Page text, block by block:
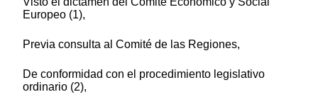
Europeo (1),
Previa consulta al Comité de las Regiones,
De conformidad con el procedimiento legislativo
ordinario (2),